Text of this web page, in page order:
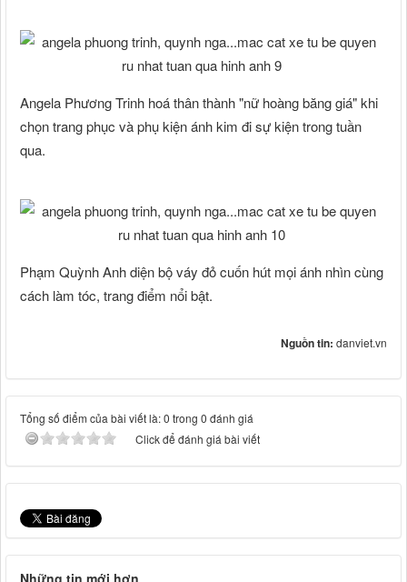
Angela Phương Trinh hoá thân thành "nữ hoàng băng giá" khi
chọn trang phục và phụ kiện ánh kim đi sự kiện trong tuần
qua.
Phạm Quỳnh Anh diện bộ váy đỏ cuốn hút mọi ánh nhìn cùng
cách làm tóc, trang điểm nổi bật.
Nguồn tin: danviet.vn
Tổng số điểm của bài viết là: 0 trong 0 đánh giá
Click để đánh giá bài viết
Những tin mới hơn